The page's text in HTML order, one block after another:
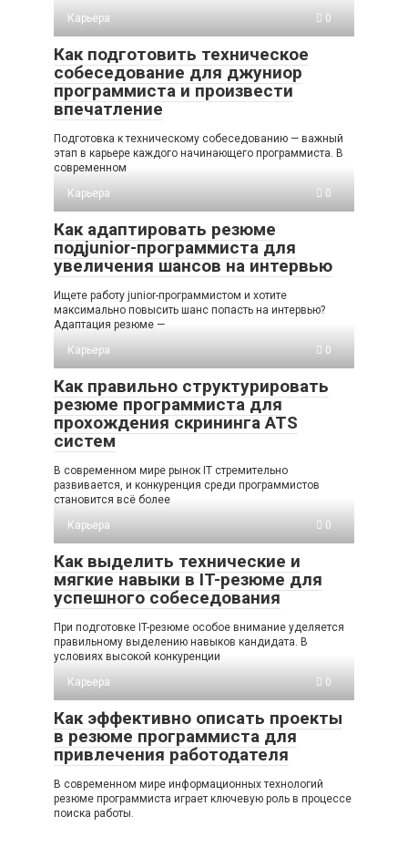
Карьера
0
Как подготовить техническое
собеседование для джуниор
программиста и произвести
впечатление
Подготовка к техническому собеседованию — важный
этап в карьере каждого начинающего программиста. В
современном
Карьера
0
Как адаптировать резюме
подjunior-программиста для
увеличения шансов на интервью
Ищете работу junior-программистом и хотите
максимально повысить шанс попасть на интервью?
Адаптация резюме —
Карьера
0
Как правильно структурировать
резюме программиста для
прохождения скрининга ATS
систем
В современном мире рынок IT стремительно
развивается, и конкуренция среди программистов
становится всё более
Карьера
0
Как выделить технические и
мягкие навыки в IT-резюме для
успешного собеседования
При подготовке IT-резюме особое внимание уделяется
правильному выделению навыков кандидата. В
условиях высокой конкуренции
Карьера
0
Как эффективно описать проекты
в резюме программиста для
привлечения работодателя
В современном мире информационных технологий
резюме программиста играет ключевую роль в процессе
поиска работы.